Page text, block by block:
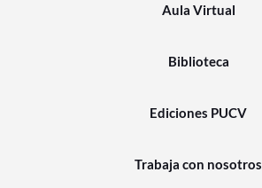
Aula Virtual
Biblioteca
Ediciones PUCV
Trabaja con nosotros